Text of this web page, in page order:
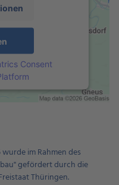
Consent
im Rahmen des
gefördert durch die
Thüringen.